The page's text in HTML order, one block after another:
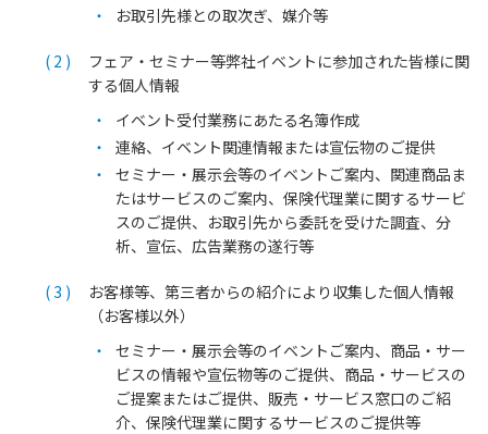
お取引先様との取次ぎ、媒介等
フェア・セミナー等弊社イベントに参加された皆様に関
する個人情報
イベント受付業務にあたる名簿作成
連絡、イベント関連情報または宣伝物のご提供
セミナー・展示会等のイベントご案内、関連商品ま
たはサービスのご案内、保険代理業に関するサービ
スのご提供、お取引先から委託を受けた調査、分
析、宣伝、広告業務の遂行等
お客様等、第三者からの紹介により収集した個人情報
（お客様以外）
セミナー・展示会等のイベントご案内、商品・サー
ビスの情報や宣伝物等のご提供、商品・サービスの
ご提案またはご提供、販売・サービス窓口のご紹
介、保険代理業に関するサービスのご提供等